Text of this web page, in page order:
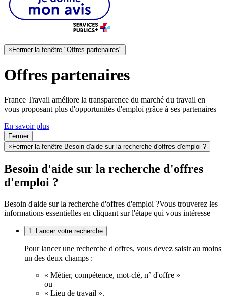
× Fermer la fenêtre "Offres partenaires"
Offres partenaires
France Travail améliore la transparence du marché du travail en
vous proposant plus d'opportunités d'emploi grâce à ses partenaires
En savoir plus
Fermer
× Fermer la fenêtre Besoin d'aide sur la recherche d'offres d'emploi ?
Besoin d'aide sur la recherche d'offres
d'emploi ?
Besoin d'aide sur la recherche d'offres d'emploi ?Vous trouverez les
informations essentielles en cliquant sur l'étape qui vous intéresse
1. Lancer votre recherche
Pour lancer une recherche d'offres, vous devez saisir au moins
un des deux champs :
« Métier, compétence, mot-clé, n° d'offre »
ou
« Lieu de travail ».